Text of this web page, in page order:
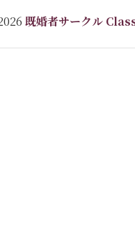
既婚者サークル